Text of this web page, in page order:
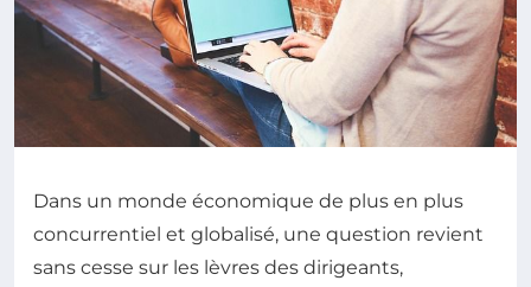
Dans un monde économique de plus en plus
concurrentiel et globalisé, une question revient
sans cesse sur les lèvres des dirigeants,